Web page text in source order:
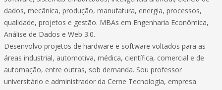
dados, mecânica, produção, manufatura, energia, processos,
qualidade, projetos e gestão. MBAs em Engenharia Econômica,
Análise de Dados e Web 3.0.
Desenvolvo projetos de hardware e software voltados para as
áreas industrial, automotiva, médica, científica, comercial e de
automação, entre outras, sob demanda. Sou professor
universitário e administrador da Cerne Tecnologia, empresa